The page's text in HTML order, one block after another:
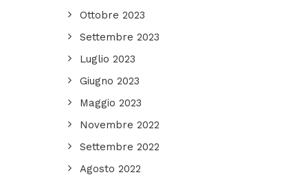
Ottobre 2023
Settembre 2023
Luglio 2023
Giugno 2023
Maggio 2023
Novembre 2022
Settembre 2022
Agosto 2022